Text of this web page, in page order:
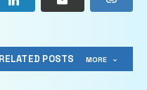
RELATED POSTS MORE